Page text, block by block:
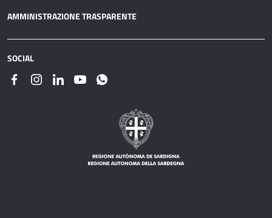
AMMINISTRAZIONE TRASPARENTE
SOCIAL